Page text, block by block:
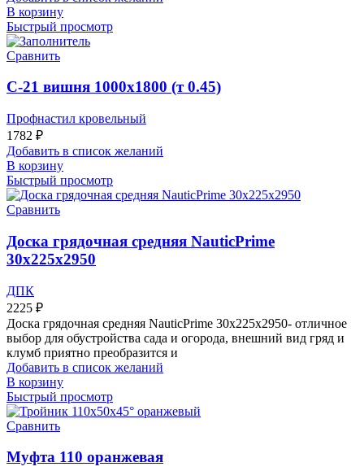
В корзину
Быстрый просмотр
Сравнить
С-21 вишня 1000х1800 (т 0.45)
Профнастил кровельный
1782 ₽
Добавить в список желаний
В корзину
Быстрый просмотр
Сравнить
Доска грядочная средняя NauticPrime
30х225х2950
ДПК
2225 ₽
Доска грядочная средняя NauticPrime 30х225х2950- отличное
выбор для обустройства сада и огорода, внешний вид гряд и
клумб приятно преобразится и
Добавить в список желаний
В корзину
Быстрый просмотр
Сравнить
Муфта 110 оранжевая